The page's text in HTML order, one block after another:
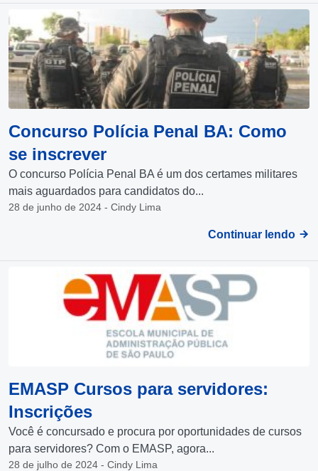
Concurso Polícia Penal BA: Como
se inscrever
O concurso Polícia Penal BA é um dos certames militares
mais aguardados para candidatos do...
28 de junho de 2024 - Cindy Lima
Continuar lendo
EMASP Cursos para servidores:
Inscrições
Você é concursado e procura por oportunidades de cursos
para servidores? Com o EMASP, agora...
28 de julho de 2024 - Cindy Lima